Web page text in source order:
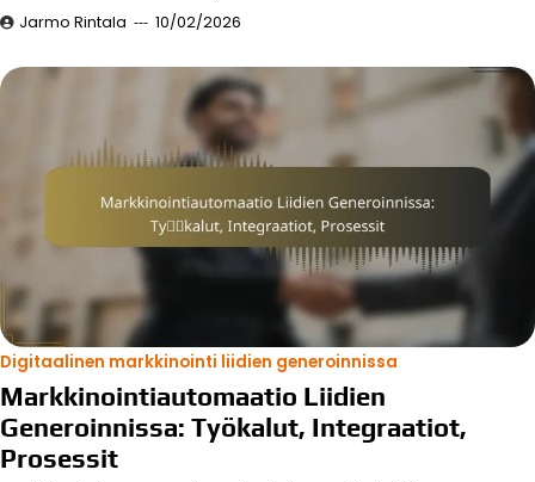
Jarmo Rintala 10/02/2026
Digitaalinen markkinointi liidien generoinnissa
Markkinointiautomaatio Liidien
Generoinnissa: Työkalut, Integraatiot,
Prosessit